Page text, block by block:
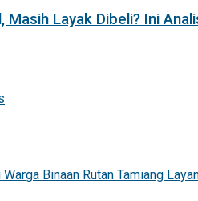
Masih Layak Dibeli? Ini